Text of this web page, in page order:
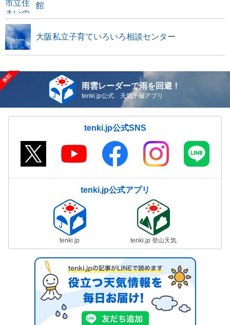
館
大阪私立子育ていろいろ相談センター
雨雲レーダーで雨を回避！
tenki.jp公式 天気予報アプリ
tenki.jp公式SNS
tenki.jp公式アプリ
tenki.jp tenki.jp 登山天気